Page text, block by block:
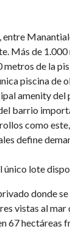
Más de 1.000
de la
piscina de
amenity del
barrio
como
define
único lote
donde
vistas al mar
67 hectáreas